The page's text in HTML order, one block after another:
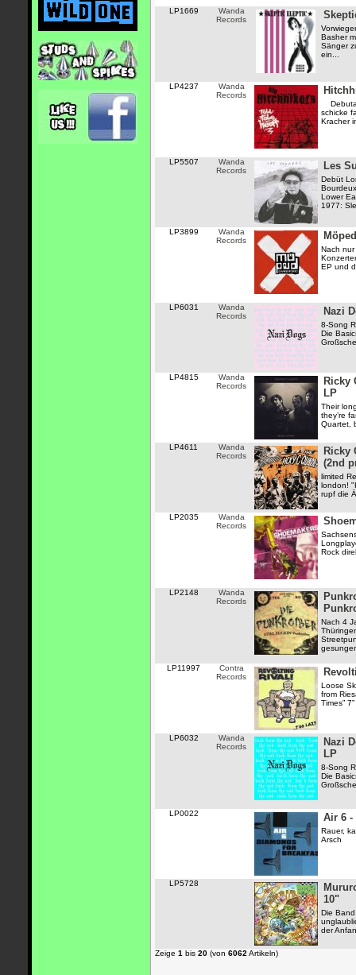
LP1669
Wanda
Records
Basher
Sänger
ein...
LP4237
Wanda
Records
schicke
Kracher
LP5507
Wanda
Records
Les
Debüt
Lower
1977:
LP3899
Wanda
Records
Nach
EP und
LP6031
Wanda
Records
Nazi
8-Song
Die
LP4815
Wanda
Records
Ricky
LP
Their
they’re
Quartet,
LP4611
Wanda
Records
Ricky
(2nd
limited
london!
rupf die
LP2035
Wanda
Records
Rock
LP2148
Wanda
Records
Nach 4
LP11997
Contra
Records
Loose
from
Times”
LP6032
Wanda
Records
Nazi
LP
8-Song
Die
LP0022 Air 6 -
Rauer,
Arsch
LP5728
10"
Die
der
Zeige 1 bis 20 (von 6062 Artikeln)